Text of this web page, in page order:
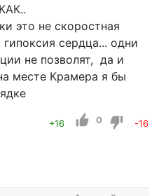
это не скоростная
сердца... одни
не позволят, да и
месте Крамера я бы
+16 0 -16